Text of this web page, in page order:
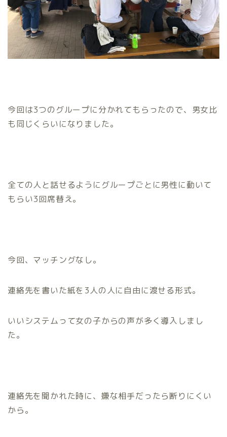
今回は3つのグループに分かれてもらったので、男女比
も同じくらいになりました。
全ての人と話せるようにグループごとに男性に動いて
もらい3回席替え。
今回、マッチングなし。
連絡先を書いた紙を3人の人に自由に渡せる形式。
いいシステムって女の子からの声が多く導入しまし
た。
連絡先を聞かれた時に、嫌な相手だったら断りにくい
から。